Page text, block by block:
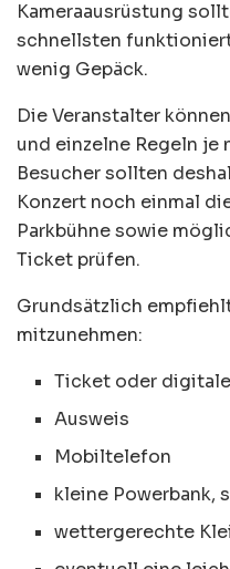
Kameraausrüstung
schnellsten
wenig Gepäck.
Die Veranstalter
und einzelne Regeln je
Besucher sollten
Konzert noch einmal
Parkbühne sowie
Ticket prüfen.
Grundsätzlich
mitzunehmen:
Ticket oder
Ausweis
Mobiltelefon
kleine Powerbank,
wettergerechte